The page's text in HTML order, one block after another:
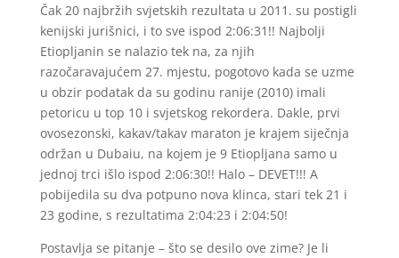
Čak 20 najbržih svjetskih rezultata u 2011. su postigli
kenijski jurišnici, i to sve ispod 2:06:31!! Najbolji
Etiopljanin se nalazio tek na, za njih
razočaravajućem 27. mjestu, pogotovo kada se uzme
u obzir podatak da su godinu ranije (2010) imali
petoricu u top 10 i svjetskog rekordera. Dakle, prvi
ovosezonski, kakav/takav maraton je krajem siječnja
održan u Dubaiu, na kojem je 9 Etiopljana samo u
jednoj trci išlo ispod 2:06:30!! Halo – DEVET!!! A
pobijedila su dva potpuno nova klinca, stari tek 21 i
23 godine, s rezultatima 2:04:23 i 2:04:50!
Postavlja se pitanje – što se desilo ove zime? Je li